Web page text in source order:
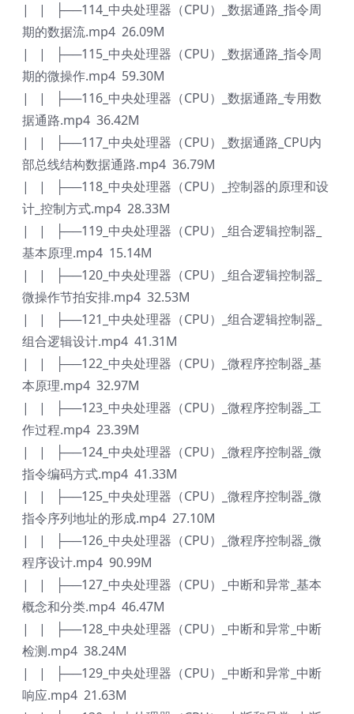
| | ├──114_中央处理器（CPU）_数据通路_指令周
期的数据流.mp4 26.09M
| | ├──115_中央处理器（CPU）_数据通路_指令周
期的微操作.mp4 59.30M
| | ├──116_中央处理器（CPU）_数据通路_专用数
据通路.mp4 36.42M
| | ├──117_中央处理器（CPU）_数据通路_CPU内
部总线结构数据通路.mp4 36.79M
| | ├──118_中央处理器（CPU）_控制器的原理和设
计_控制方式.mp4 28.33M
| | ├──119_中央处理器（CPU）_组合逻辑控制器_
基本原理.mp4 15.14M
| | ├──120_中央处理器（CPU）_组合逻辑控制器_
微操作节拍安排.mp4 32.53M
| | ├──121_中央处理器（CPU）_组合逻辑控制器_
组合逻辑设计.mp4 41.31M
| | ├──122_中央处理器（CPU）_微程序控制器_基
本原理.mp4 32.97M
| | ├──123_中央处理器（CPU）_微程序控制器_工
作过程.mp4 23.39M
| | ├──124_中央处理器（CPU）_微程序控制器_微
指令编码方式.mp4 41.33M
| | ├──125_中央处理器（CPU）_微程序控制器_微
指令序列地址的形成.mp4 27.10M
| | ├──126_中央处理器（CPU）_微程序控制器_微
程序设计.mp4 90.99M
| | ├──127_中央处理器（CPU）_中断和异常_基本
概念和分类.mp4 46.47M
| | ├──128_中央处理器（CPU）_中断和异常_中断
检测.mp4 38.24M
| | ├──129_中央处理器（CPU）_中断和异常_中断
响应.mp4 21.63M